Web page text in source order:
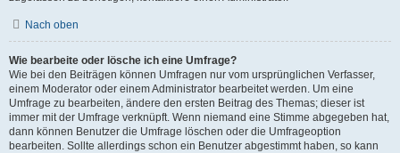
Nach oben
Wie bearbeite oder lösche ich eine Umfrage?
Wie bei den Beiträgen können Umfragen nur vom ursprünglichen Verfasser,
einem Moderator oder einem Administrator bearbeitet werden. Um eine
Umfrage zu bearbeiten, ändere den ersten Beitrag des Themas; dieser ist
immer mit der Umfrage verknüpft. Wenn niemand eine Stimme abgegeben hat,
dann können Benutzer die Umfrage löschen oder die Umfrageoption
bearbeiten. Sollte allerdings schon ein Benutzer abgestimmt haben, so kann